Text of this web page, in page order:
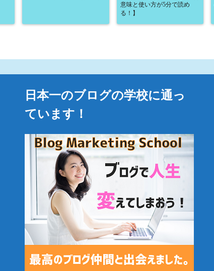
意味と使い方が5分で読め
る！】
日本一のブログの学校に通っ
ています！